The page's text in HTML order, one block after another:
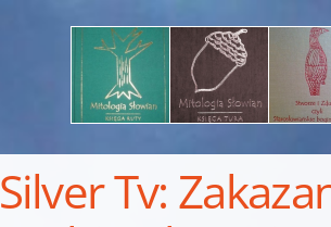
Silver Tv: